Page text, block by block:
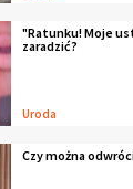
"Ratunku! Moje
zaradzić?
Uroda
Czy można